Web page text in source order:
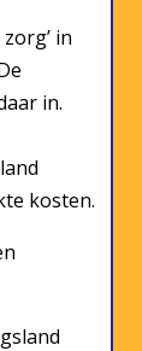
in
in.
kosten.